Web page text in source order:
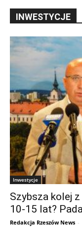
INWESTYCJE
Inwestycje
Szybsza kolej
10-15 lat?
Redakcja Rzeszów News -